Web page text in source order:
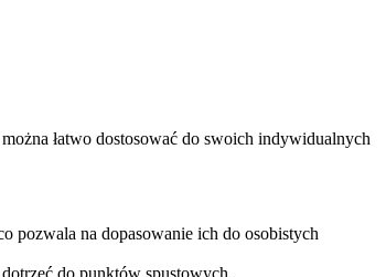
łatwo dostosować do swoich indywidualnych
pozwala na dopasowanie ich do osobistych